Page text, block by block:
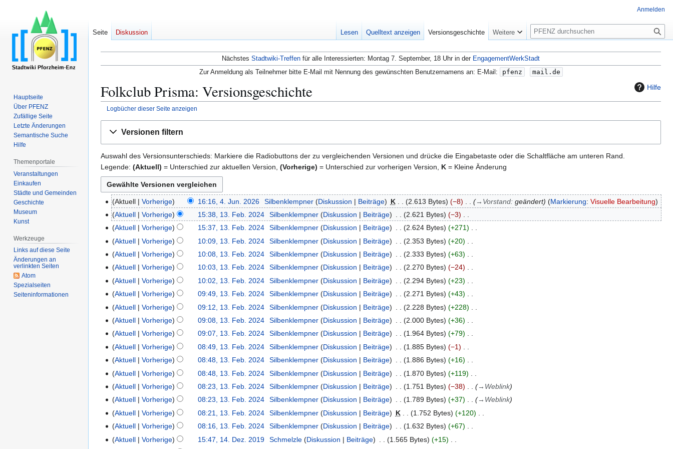
Nächstes Stadtwiki-Treffen für alle Interessierten: Montag 7. September, 18 Uhr in der EngagementWerkStadt
Zur Anmeldung als Teilnehmer bitte E-Mail mit Nennung des gewünschten Benutzernamens an: E-Mail:
pfenz mail.de
Hilfe
Folkclub Prisma: Versionsgeschichte
Logbücher dieser Seite anzeigen
Navigation
Suche
Versionen filtern
Auswahl des Versionsunterschieds: Markiere die Radiobuttons der zu vergleichenden Versionen und drücke die Eingabetaste oder die Schaltfläche am unteren Rand.
Legende: (Aktuell) = Unterschied zur aktuellen Version, (Vorherige) = Unterschied zur vorherigen Version, K = Kleine Änderung
Aktuell Vorherige 16:16, 4. Jun. 2026 Silbenklempner Diskussion Beiträge K 2.613 Bytes −8 → Vorstand: geändert Markierung: Visuelle Bearbeitung
Aktuell Vorherige 15:38, 13. Feb. 2024 Silbenklempner Diskussion Beiträge 2.621 Bytes
−3
K
i
n
e
B
e
r
b
e
i
t
n
g
s
z
u
a
Aktuell Vorherige 15:37, 13. Feb. 2024 Silbenklempner Diskussion Beiträge 2.624 Bytes
+271
K
i
n
e
B
e
r
b
e
i
t
n
g
s
z
u
Aktuell Vorherige 10:09, 13. Feb. 2024 Silbenklempner Diskussion Beiträge 2.353 Bytes
+20
K
n
e
B
e
r
b
e
i
t
n
g
s
z
Aktuell Vorherige 10:08, 13. Feb. 2024 Silbenklempner Diskussion Beiträge 2.333 Bytes
+63
K
i
n
e
B
e
r
b
e
i
t
n
g
s
Aktuell Vorherige 10:03, 13. Feb. 2024 Silbenklempner Diskussion Beiträge 2.270 Bytes
−24
K
i
n
e
B
e
r
b
e
i
t
n
g
Aktuell Vorherige 10:02, 13. Feb. 2024 Silbenklempner Diskussion Beiträge 2.294 Bytes
+23
K
i
n
e
B
e
r
b
e
i
t
n
Aktuell Vorherige 09:49, 13. Feb. 2024 Silbenklempner Diskussion Beiträge 2.271 Bytes
+43
K
i
n
e
B
e
r
b
e
i
t
Aktuell Vorherige 09:12, 13. Feb. 2024 Silbenklempner Diskussion Beiträge 2.228 Bytes
+228
K
n
e
B
e
r
b
e
i
Aktuell Vorherige 09:08, 13. Feb. 2024 Silbenklempner Diskussion Beiträge 2.000 Bytes
+36
K
i
n
e
B
e
r
b
e
Aktuell Vorherige 09:07, 13. Feb. 2024 Silbenklempner Diskussion Beiträge 1.964 Bytes
+79
K
i
n
e
B
e
r
b
Aktuell Vorherige 08:49, 13. Feb. 2024 Silbenklempner Diskussion Beiträge 1.885 Bytes
−1
K
i
n
e
B
e
r
Aktuell Vorherige 08:48, 13. Feb. 2024 Silbenklempner Diskussion Beiträge 1.886 Bytes
+16
K
i
n
e
B
e
Aktuell Vorherige 08:48, 13. Feb. 2024 Silbenklempner Diskussion Beiträge 1.870 Bytes
+119
K
i
n
e
B
Aktuell Vorherige 08:23, 13. Feb. 2024 Silbenklempner Diskussion Beiträge 1.751 Bytes −38 → Weblink
Aktuell
Vorherige 08:23, 13. Feb. 2024 Silbenklempner Diskussion Beiträge 1.789 Bytes +37 → Weblink
Aktuell
Vorherige 08:21, 13. Feb. 2024 Silbenklempner Diskussion Beiträge K 1.752 Bytes
+120
K
i
Aktuell Vorherige 08:16, 13. Feb. 2024 Silbenklempner Diskussion Beiträge 1.632 Bytes
+67
KAktuell Vorherige 15:47, 14. Dez. 2019 Schmelzle Diskussion Beiträge 1.565 Bytes
+15
Anmelden
Seite Diskussion Lesen Quelltext anzeigen Versionsgeschichte Weitere
S
u
c
h
e
Hauptseite
Über PFENZ
Zufällige Seite
Letzte Änderungen
Semantische Suche
Hilfe
Themenportale
Veranstaltungen
Einkaufen
Städte und Gemeinden
Geschichte
Museum
Kunst
Werkzeuge
Links auf diese Seite
Änderungen an
verlinkten Seiten
Atom
Spezialseiten
Seiten­­informationen